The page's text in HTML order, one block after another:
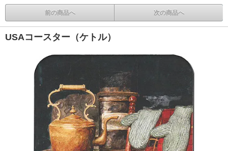
前の商品へ 次の商品へ
USAコースター（ケトル）